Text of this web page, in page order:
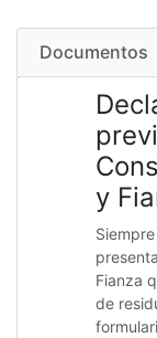
Documentos
y
Fianza
de